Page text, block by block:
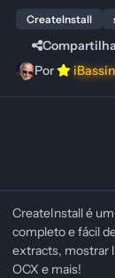
CreateInstall
Por
CreateInstall é
completo e fácil
extracts, mostrar
OCX e mais!